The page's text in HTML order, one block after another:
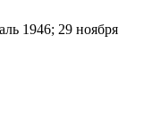
1946; 29 ноября